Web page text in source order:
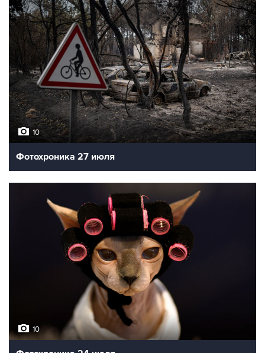
10
Фотохроника 27 июля
10